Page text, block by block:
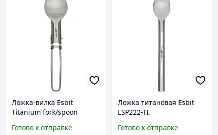
Ложка-вилка Esbit
Titanium fork/spoon
D3-2026
Готово к отправке
Ложка титановая Esbit
LSP222-TI.
Готово к отправке